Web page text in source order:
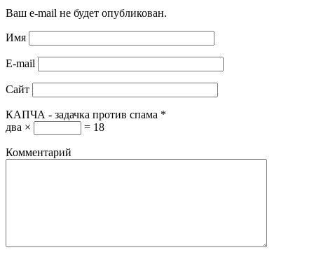
Ваш e-mail не будет опубликован.
Имя
E-mail
Сайт
КАПЧА - задачка против спама *
два ×
= 18
Комментарий